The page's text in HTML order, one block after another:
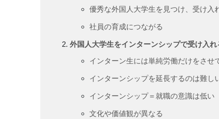
優秀な外国人大学生を見つけ、受け入
社員の育成につながる
外国人大学生をインターンシップで受け入れ
インターン生には単純労働だけをさせ
インターンシップを延長するのは難し
インターンシップ＝就職の意識は低い
文化や価値観が異なる